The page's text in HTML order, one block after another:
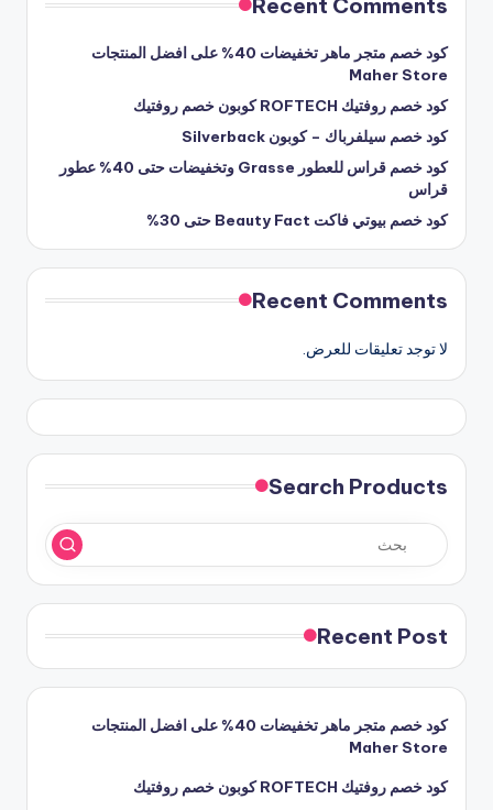
Recent Comments
كود خصم متجر ماهر تخفيضات 40% على افضل المنتجات
Maher Store
كود خصم روفتيك ROFTECH كوبون خصم روفتيك
كود خصم سيلفرباك – كوبون Silverback
كود خصم قراس للعطور Grasse وتخفيضات حتى 40% عطور
قراس
كود خصم بيوتي فاكت Beauty Fact حتى 30%
Recent Comments
لا توجد تعليقات للعرض.
Search Products
Recent Post
كود خصم متجر ماهر تخفيضات 40% على افضل المنتجات
Maher Store
كود خصم روفتيك ROFTECH كوبون خصم روفتيك